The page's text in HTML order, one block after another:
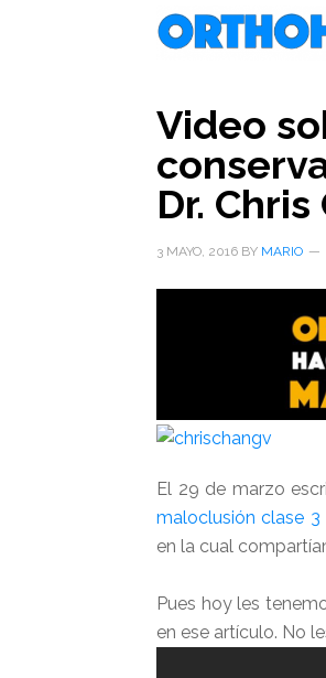
Video
Dr.
3 MAYO, 2016 BY MARIO
El 29 de marzo
maloclusión clase 3
en la cual
Pues hoy les
en ese artículo. No